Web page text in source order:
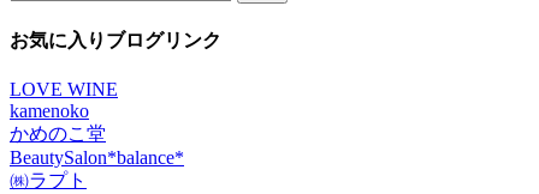
イ
お気に入りブログリンク
LOVE WINE
kamenoko
かめのこ堂
BeautySalon*balance*
㈱ラプト